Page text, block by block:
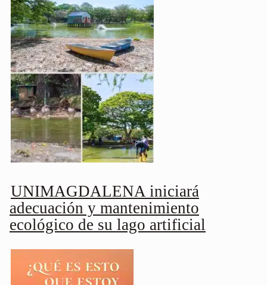
UNIMAGDALENA iniciará
adecuación y mantenimiento
ecológico de su lago artificial